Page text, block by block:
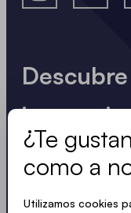
Siempre al día.
información útil
¿Te
como a
Utilizamos cookies